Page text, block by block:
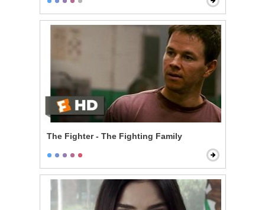
The Fighter - The Fighting Family